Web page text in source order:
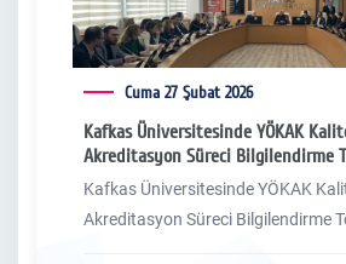
Cuma 27 Şubat 2026
Kafkas Üniversitesinde YÖKAK
Akreditasyon Süreci Bilgilendirme
Gerçekleştirildi
Kafkas Üniversitesinde YÖKAK
Akreditasyon Süreci Bilgilendirme